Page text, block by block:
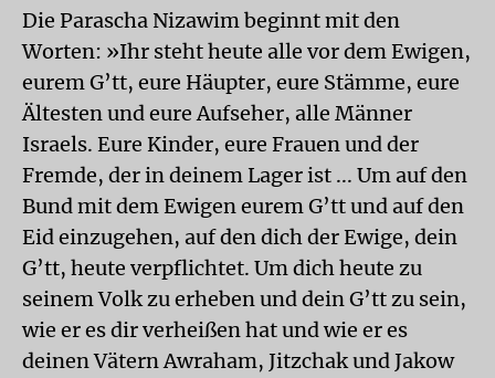
Die Parascha Nizawim beginnt mit den
Worten: »Ihr steht heute alle vor dem Ewigen,
eurem G’tt, eure Häupter, eure Stämme, eure
Ältesten und eure Aufseher, alle Männer
Israels. Eure Kinder, eure Frauen und der
Fremde, der in deinem Lager ist ... Um auf den
Bund mit dem Ewigen eurem G’tt und auf den
Eid einzugehen, auf den dich der Ewige, dein
G’tt, heute verpflichtet. Um dich heute zu
seinem Volk zu erheben und dein G’tt zu sein,
wie er es dir verheißen hat und wie er es
deinen Vätern Awraham, Jitzchak und Jakow